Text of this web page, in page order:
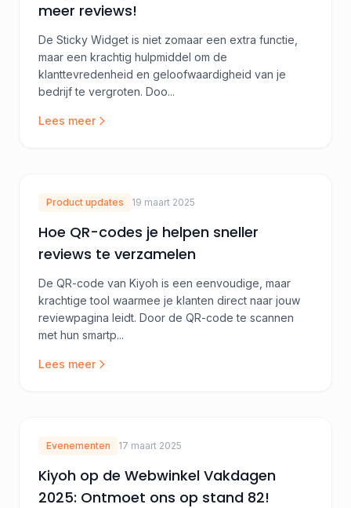
meer reviews!
De Sticky Widget is niet zomaar een extra functie,
maar een krachtig hulpmiddel om de
klanttevredenheid en geloofwaardigheid van je
bedrijf te vergroten. Doo...
Lees meer
Product updates 19 maart 2025
Hoe QR-codes je helpen sneller
reviews te verzamelen
De QR-code van Kiyoh is een eenvoudige, maar
krachtige tool waarmee je klanten direct naar jouw
reviewpagina leidt. Door de QR-code te scannen
met hun smartp...
Lees meer
Evenementen 17 maart 2025
Kiyoh op de Webwinkel Vakdagen
2025: Ontmoet ons op stand 82!